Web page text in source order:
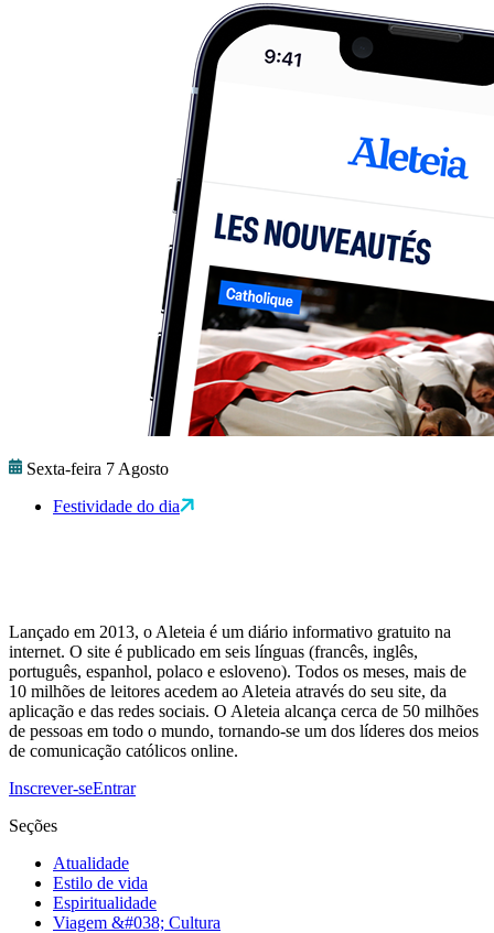
Sexta-feira 7 Agosto
Festividade do dia
Lançado em 2013, o Aleteia é um diário informativo gratuito na
internet. O site é publicado em seis línguas (francês, inglês,
português, espanhol, polaco e esloveno). Todos os meses, mais de
10 milhões de leitores acedem ao Aleteia através do seu site, da
aplicação e das redes sociais. O Aleteia alcança cerca de 50 milhões
de pessoas em todo o mundo, tornando-se um dos líderes dos meios
de comunicação católicos online.
Inscrever-seEntrar
Seções
Atualidade
Estilo de vida
Espiritualidade
Viagem &#038; Cultura